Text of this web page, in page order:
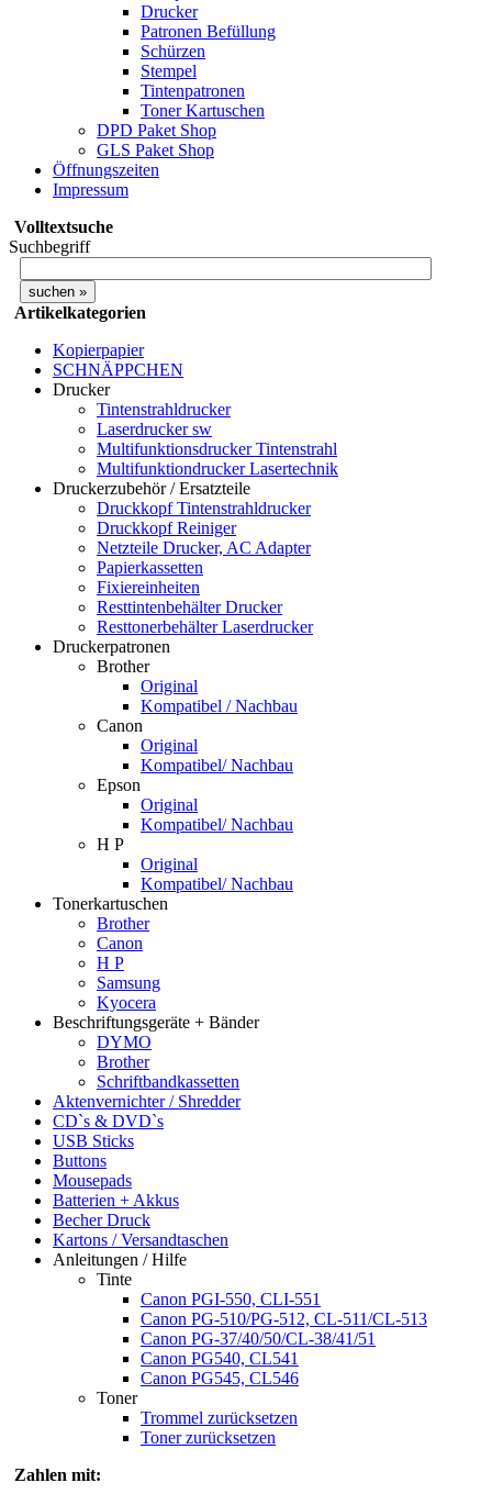
Drucker
Patronen Befüllung
Schürzen
Stempel
Tintenpatronen
Toner Kartuschen
DPD Paket Shop
GLS Paket Shop
Öffnungszeiten
Impressum
Volltextsuche
Suchbegriff
Artikelkategorien
Kopierpapier
SCHNÄPPCHEN
Drucker
Tintenstrahldrucker
Laserdrucker sw
Multifunktionsdrucker Tintenstrahl
Multifunktiondrucker Lasertechnik
Druckerzubehör / Ersatzteile
Druckkopf Tintenstrahldrucker
Druckkopf Reiniger
Netzteile Drucker, AC Adapter
Papierkassetten
Fixiereinheiten
Resttintenbehälter Drucker
Resttonerbehälter Laserdrucker
Druckerpatronen
Brother
Original
Kompatibel / Nachbau
Canon
Original
Kompatibel/ Nachbau
Epson
Original
Kompatibel/ Nachbau
H P
Original
Kompatibel/ Nachbau
Tonerkartuschen
Brother
Canon
H P
Samsung
Kyocera
Beschriftungsgeräte + Bänder
DYMO
Brother
Schriftbandkassetten
Aktenvernichter / Shredder
CD`s & DVD`s
USB Sticks
Buttons
Mousepads
Batterien + Akkus
Becher Druck
Kartons / Versandtaschen
Anleitungen / Hilfe
Tinte
Canon PGI-550, CLI-551
Canon PG-510/PG-512, CL-511/CL-513
Canon PG-37/40/50/CL-38/41/51
Canon PG540, CL541
Canon PG545, CL546
Toner
Trommel zurücksetzen
Toner zurücksetzen
Zahlen mit: